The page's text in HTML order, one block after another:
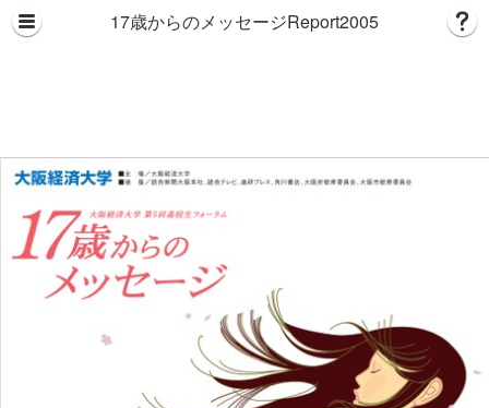
17歳からのメッセージReport2005